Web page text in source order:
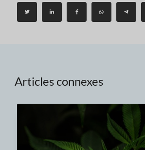
Articles connexes